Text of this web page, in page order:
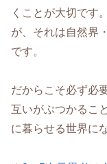
くことが大切です
が、それは自然界
です。
だからこそ必ず必
互いがぶつかるこ
に暮らせる世界に